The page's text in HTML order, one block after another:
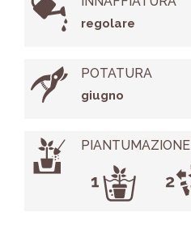
regolare
POTATURA
giugno
PIANTUMAZIONE